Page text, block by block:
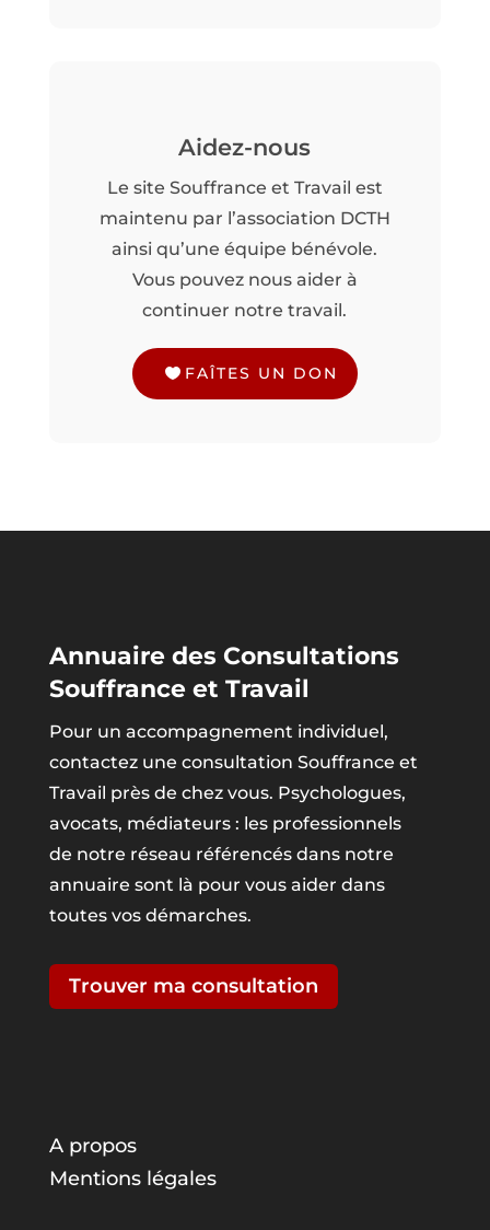
Aidez-nous
Le site Souffrance et Travail est
maintenu par l’association DCTH
ainsi qu’une équipe bénévole.
Vous pouvez nous aider à
continuer notre travail.
FAÎTES UN DON
Annuaire des Consultations
Souffrance et Travail
Pour un accompagnement individuel,
contactez une consultation Souffrance et
Travail près de chez vous. Psychologues,
avocats, médiateurs : les professionnels
de notre réseau référencés dans notre
annuaire sont là pour vous aider dans
toutes vos démarches.
Trouver ma consultation
A propos
Mentions légales